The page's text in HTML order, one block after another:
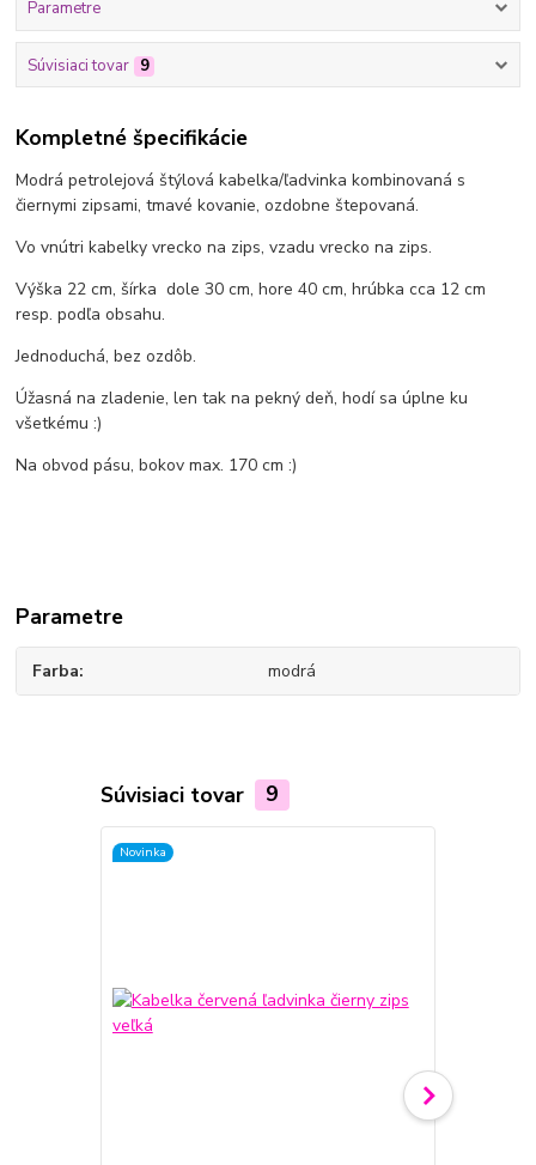
Parametre
Súvisiaci tovar 9
Kompletné špecifikácie
Modrá petrolejová štýlová kabelka/ľadvinka kombinovaná s
čiernymi zipsami, tmavé kovanie, ozdobne štepovaná.
Vo vnútri kabelky vrecko na zips, vzadu vrecko na zips.
Výška 22 cm, šírka dole 30 cm, hore 40 cm, hrúbka cca 12 cm
resp. podľa obsahu.
Jednoduchá, bez ozdôb.
Úžasná na zladenie, len tak na pekný deň, hodí sa úplne ku
všetkému :)
Na obvod pásu, bokov max. 170 cm :)
Parametre
Farba modrá
Súvisiaci tovar 9
Novinka